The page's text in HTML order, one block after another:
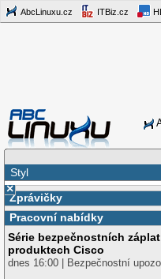
AbcLinuxu.cz ITBiz.cz
Styl
×
Zprávičky
Pracovní nabídky
Série bezpečnostních
produktech Cisco
dnes 16:00 | Bezpečnostní